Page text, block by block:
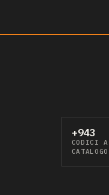
+943
CODICI A
CATALOGO